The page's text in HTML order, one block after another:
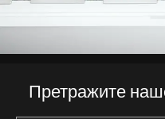
Претражите